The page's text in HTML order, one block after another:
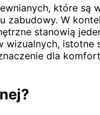
które
W
stanowią
dla